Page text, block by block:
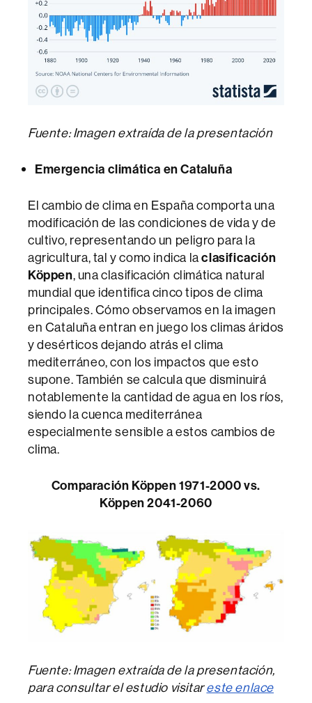
Fuente: Imagen extraída de la presentación
Emergencia climática en Cataluña
El cambio de clima en España comporta una
modificación de las condiciones de vida y de
cultivo, representando un peligro para la
agricultura, tal y como indica laclasificación
Köppen, una clasificación climática natural
mundial que identifica cinco tipos de clima
principales. Cómo observamos en la imagen
en Cataluña entran en juego los climas áridos
y desérticos dejando atrás el clima
mediterráneo, con los impactos que esto
supone. También se calcula que disminuirá
notablemente la cantidad de agua en los ríos,
siendo la cuenca mediterránea
especialmente sensible a estos cambios de
clima.
Comparación Köppen 1971-2000 vs.
Köppen 2041-2060
Fuente: Imagen extraída de la presentación,
para consultar el estudio visitareste enlace